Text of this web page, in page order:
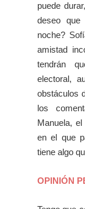
puede
deseo
noche?
amistad
tendrán
electoral,
obstáculos
los
Manuela,
en el que
tiene algo
OPINIÓN